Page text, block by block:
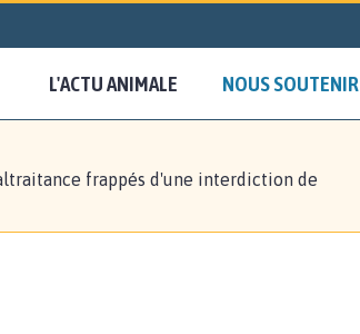
L'ACTU ANIMALE NOUS SOUTENIR
frappés d'une interdiction de